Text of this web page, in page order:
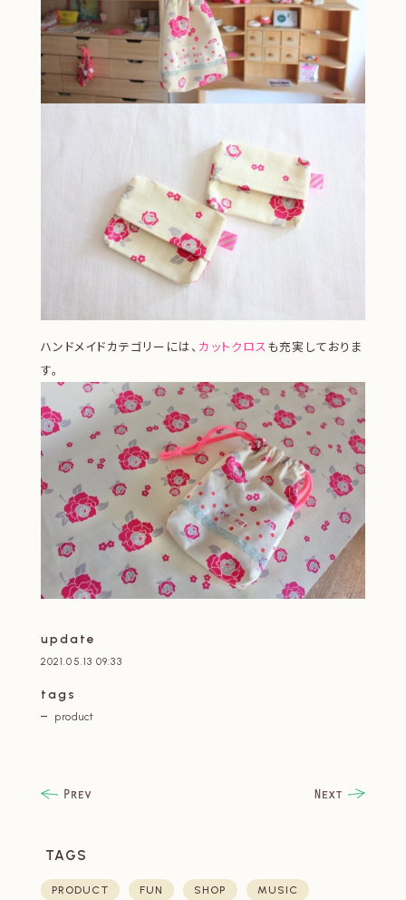
ハンドメイドカテゴリーには、 カットクロスも充実しておりま
す。
update
2021.05.13 09:33
tags
product
TAGS
PRODUCT FUN SHOP MUSIC